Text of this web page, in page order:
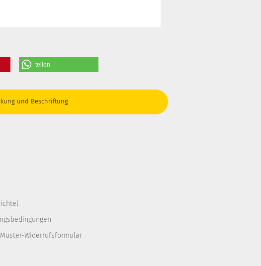
teilen
und Beschriftung
Widerrufsformular